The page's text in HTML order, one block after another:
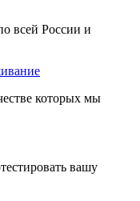
всей России и
которых мы
вашу